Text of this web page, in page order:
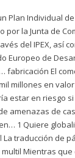
Plan Individual
por la Junta de
del IPEX, así
Europeo de
fabricación El
millones en
estar en riesgo
amenazas de
1 Quiere
traducción de
Mientras